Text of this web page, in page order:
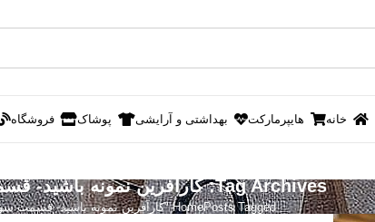
خانه هایپرمارکت بهداشتی و آرایشی پوشاک فروشگاه
Tag Archives: کارآفرین نمونه باشید- قسمت سوم
HomePosts Tagged "کارآفرین نمونه باشید- قسمت سوم"